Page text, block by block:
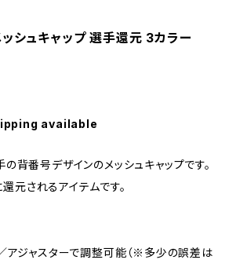
シュキャップ 選手還元 3カラー
available
背番号デザインのメッシュキャップです。
元されるアイテムです。
アジャスターで調整可能（※多少の誤差は